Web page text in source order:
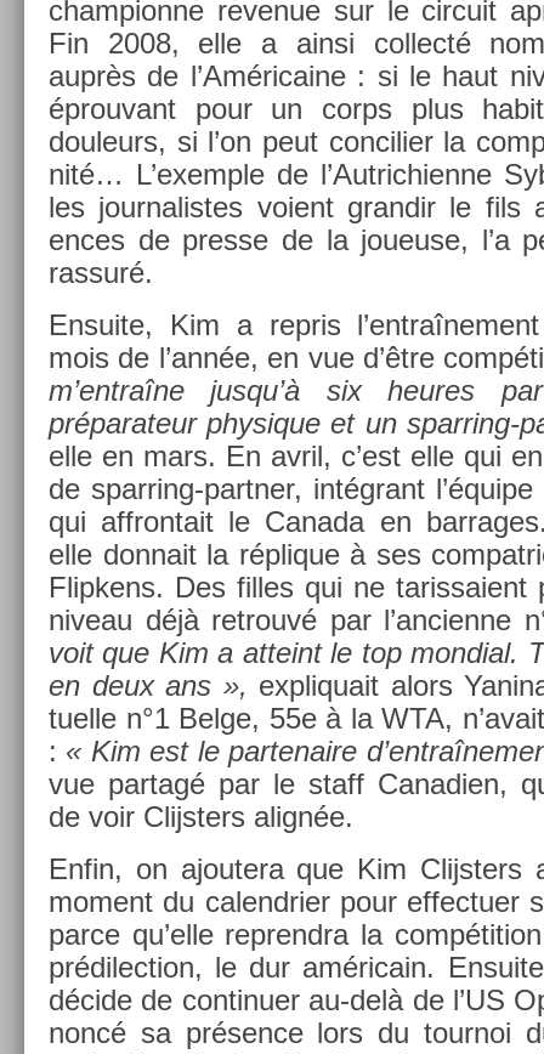
cham­pion­ne re­venue sur le cir­cuit
Fin 2008, elle a ainsi col­lecté
auprès de l’Américaine : si le haut
épro­uvant pour un corps plus
douleurs, si l’on peut con­cili­er la
nité… L’exem­ple de l’Aut­richien­ne
les jour­nalis­tes voient gran­dir le
ences de pre­sse de la joueuse, l’a
ras­suré.
En­suite, Kim a re­pris
mois de l’année, en vue d’être
m’entraîne jusqu’à six heures
préparateur physique et un sparring-
elle en mars. En avril, c’est elle qui
de sparring-partner, intégrant
qui affron­tait le Canada en
elle don­nait la réplique à ses
Flip­kens. Des fil­les qui ne taris­saient
niveau déjà retro­uvé par l’an­cien­ne
voit que Kim a at­teint le top mon­di­al.
en deux ans », ex­pliquait alors
tuel­le n°1 Belge, 55e à la WTA,
: « Kim est le par­tenaire
vue par­tagé par le staff Canadi­en,
de voir Clijst­ers alignée.
Enfin, on ajoutera que Kim Clijst­ers
mo­ment du calendri­er pour ef­fectu­er
parce qu’elle re­prendra la
prédilec­tion, le dur américain.
décide de con­tinu­er au-delà de l’US
noncé sa présence lors du tour­noi